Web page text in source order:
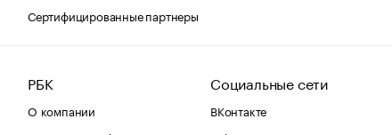
Сертифицированные партнеры
РБК
О компании
Социальные сети
ВКонтакте